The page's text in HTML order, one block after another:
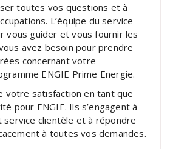
toutes vos questions et à
L’équipe du service
vous guider et vous fournir les
avez besoin pour prendre
concernant votre
ENGIE Prime Energie.
votre satisfaction en tant que
pour ENGIE. Ils s’engagent à
service clientèle et à répondre
à toutes vos demandes.